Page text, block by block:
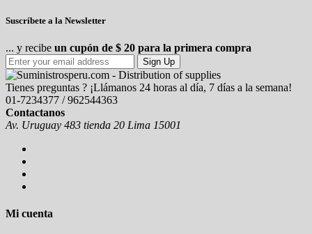
Suscríbete a la Newsletter
... y recibe un cupón de $ 20 para la primera compra
Sign Up
Tienes preguntas ? ¡Llámanos 24 horas al día, 7 días a la semana!
01-7234377 / 962544363
Contactanos
Av. Uruguay 483 tienda 20 Lima 15001
Mi cuenta